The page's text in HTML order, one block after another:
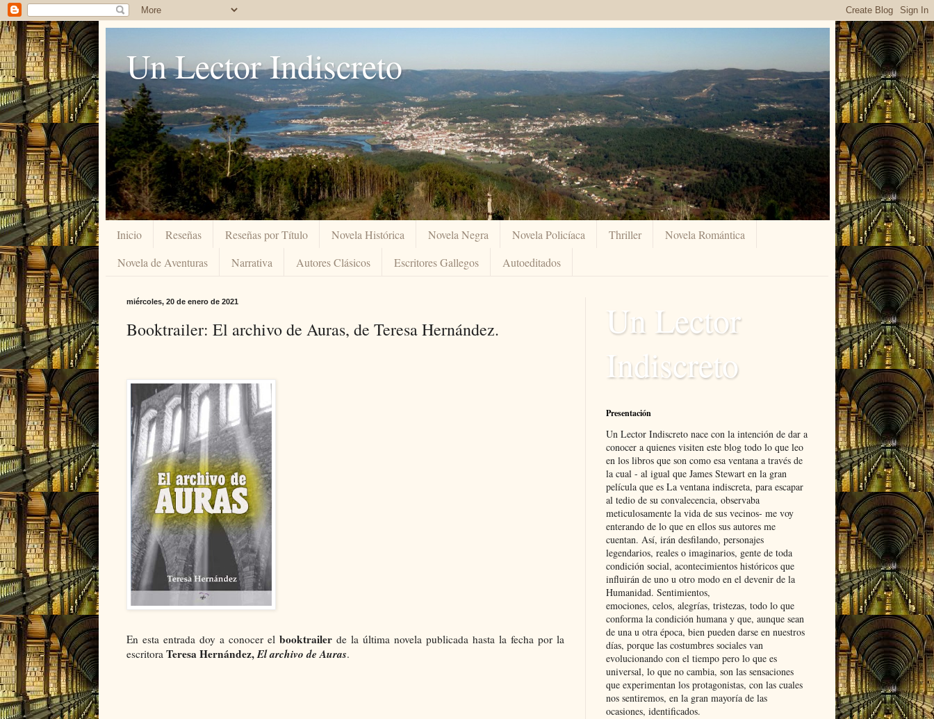
Un Lector Indiscreto
Inicio Reseñas Reseñas por Título Novela Histórica Novela Negra Novela Policíaca Thriller
Novela Romántica
Novela de Aventuras
Narrativa Autores Clásicos Escritores Gallegos Autoeditados
miércoles, 20 de enero de 2021
Booktrailer: El archivo de Auras, de Teresa Hernández.
En esta entrada doy a conocer el booktrailer de la última novela publicada hasta la fecha por la
escritora Teresa Hernández,El archivo de Auras.
Un Lector
Indiscreto
Presentación
Un Lector Indiscreto nace con la intención de dar a
conocer a quienes visiten este blog todo lo que leo
en los libros que son como esa ventana a través de
la cual - al igual que James Stewart en la gran
película que es La ventana indiscreta, para escapar
al tedio de su convalecencia, observaba
meticulosamente la vida de sus vecinos- me voy
enterando de lo que en ellos sus autores me
cuentan. Así, irán desfilando, personajes
legendarios, reales o imaginarios, gente de toda
condición social, acontecimientos históricos que
influirán de uno u otro modo en el devenir de la
Humanidad. Sentimientos,
emociones, celos, alegrías, tristezas, todo lo que
conforma la condición humana y que, aunque sean
de una u otra época, bien pueden darse en nuestros
días, porque las costumbres sociales van
evolucionando con el tiempo pero lo que es
universal, lo que no cambia, son las sensaciones
que experimentan los protagonistas, con las cuales
nos sentiremos, en la gran mayoría de las
ocasiones, identificados.